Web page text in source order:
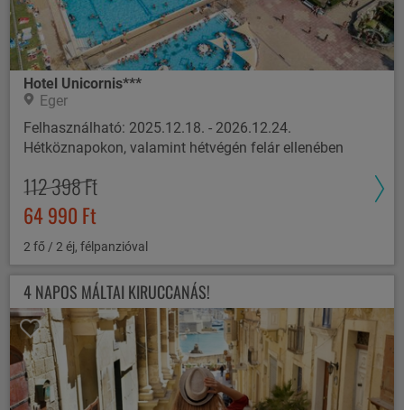
Hotel Unicornis***
Eger
Felhasználható: 2025.12.18. - 2026.12.24.
Hétköznapokon, valamint hétvégén felár ellenében
112 398 Ft
64 990 Ft
2 fő / 2 éj, félpanzióval
4 NAPOS MÁLTAI KIRUCCANÁS!